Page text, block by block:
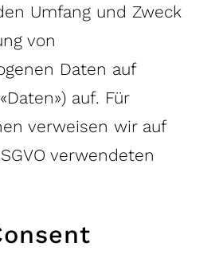
Leistungen
Termin buchen
Umfang und Zweck
von
Daten auf
auf. Für
verweisen wir auf
verwendeten